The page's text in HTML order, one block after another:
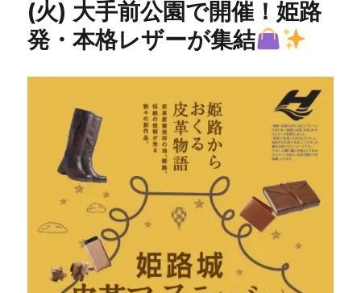
(火) 大手前公園で開催！姫路
発・本格レザーが集結